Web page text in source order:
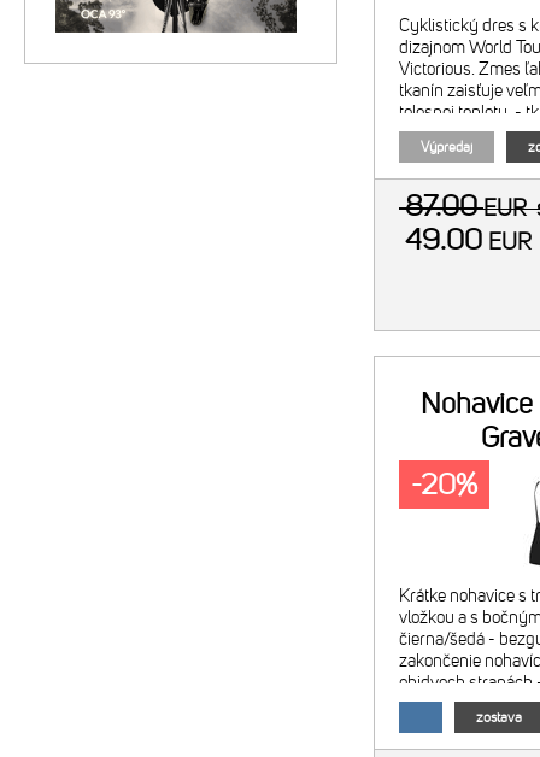
Cyklistický dres s
dizajnom World
Victorious. Zmes
tkanín zaisťuje
telesnej teploty. -
rýchloschnúceho
strih s
Výpredaj
87.00EUR
49.00 EUR
Krátke nohavice s
vložkou a s
čierna/šedá -
zakončenie
obidvoch
cyklistická vložka
vzdialenosti -zostava
-20%